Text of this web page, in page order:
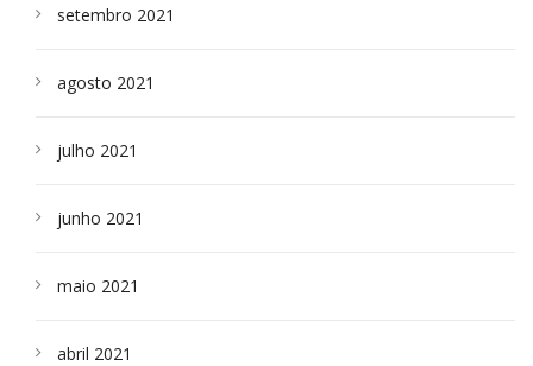
setembro 2021
agosto 2021
julho 2021
junho 2021
maio 2021
abril 2021